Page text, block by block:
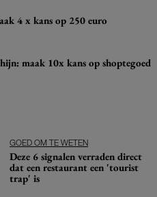
4 x kans op 250 euro
maak 10x kans op shoptegoed
GOED OM TE WETEN
Deze 6 signalen verraden direct
dat een restaurant een 'tourist
trap' is